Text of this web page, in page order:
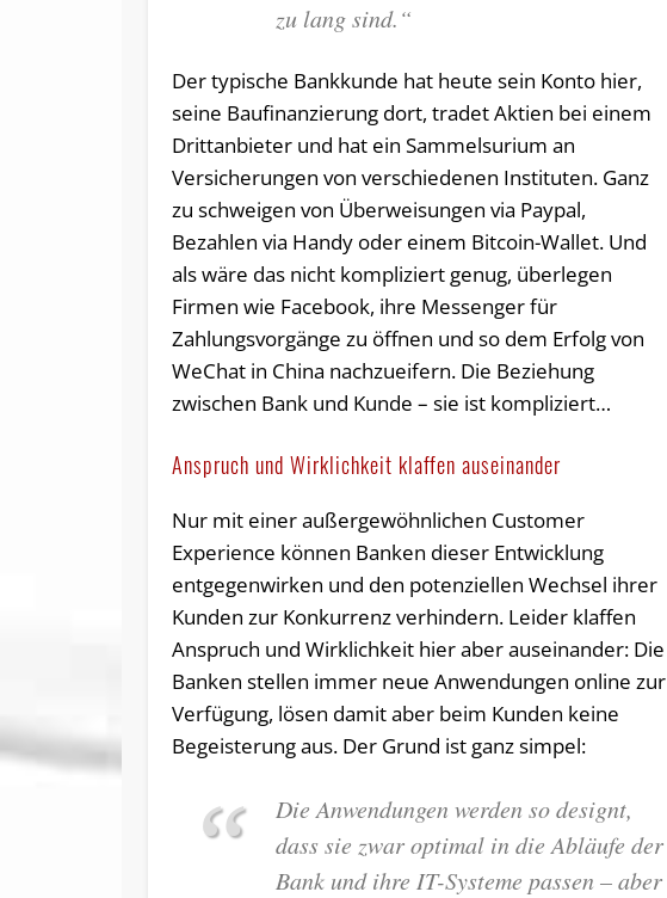
zu lang sind.“
Der typische Bankkunde hat heute sein Konto hier,
seine Baufinanzierung dort, tradet Aktien bei einem
Drittanbieter und hat ein Sammelsurium an
Versicherungen von verschiedenen Instituten. Ganz
zu schweigen von Überweisungen via Paypal,
Bezahlen via Handy oder einem Bitcoin-Wallet. Und
als wäre das nicht kompliziert genug, überlegen
Firmen wie Facebook, ihre Messenger für
Zahlungsvorgänge zu öffnen und so dem Erfolg von
WeChat in China nachzueifern. Die Beziehung
zwischen Bank und Kunde – sie ist kompliziert…
Anspruch und Wirklichkeit klaffen auseinander
Nur mit einer außergewöhnlichen Customer
Experience können Banken dieser Entwicklung
entgegenwirken und den potenziellen Wechsel ihrer
Kunden zur Konkurrenz verhindern. Leider klaffen
Anspruch und Wirklichkeit hier aber auseinander: Die
Banken stellen immer neue Anwendungen online zur
Verfügung, lösen damit aber beim Kunden keine
Begeisterung aus. Der Grund ist ganz simpel:
Die Anwendungen werden so designt,
dass sie zwar optimal in die Abläufe der
Bank und ihre IT-Systeme passen – aber